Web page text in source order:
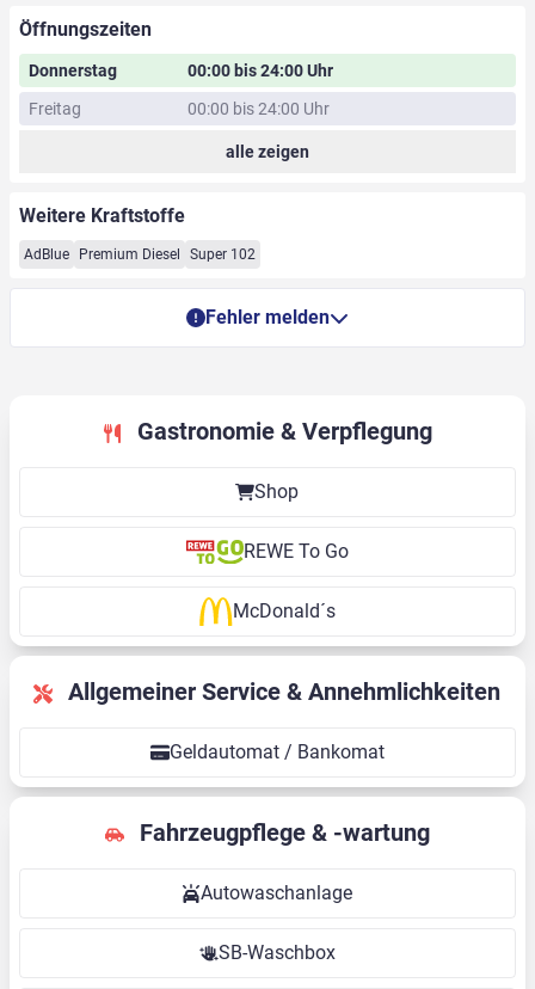
Öffnungszeiten
Donnerstag
00:00 bis 24:00 Uhr
Freitag
00:00 bis 24:00 Uhr
alle zeigen
Weitere Kraftstoffe
AdBlue Premium Diesel Super 102
Fehler melden
Gastronomie & Verpflegung
Shop
REWE To Go
McDonald´s
Allgemeiner Service & Annehmlichkeiten
Geldautomat / Bankomat
Fahrzeugpflege & -wartung
Autowaschanlage
SB-Waschbox